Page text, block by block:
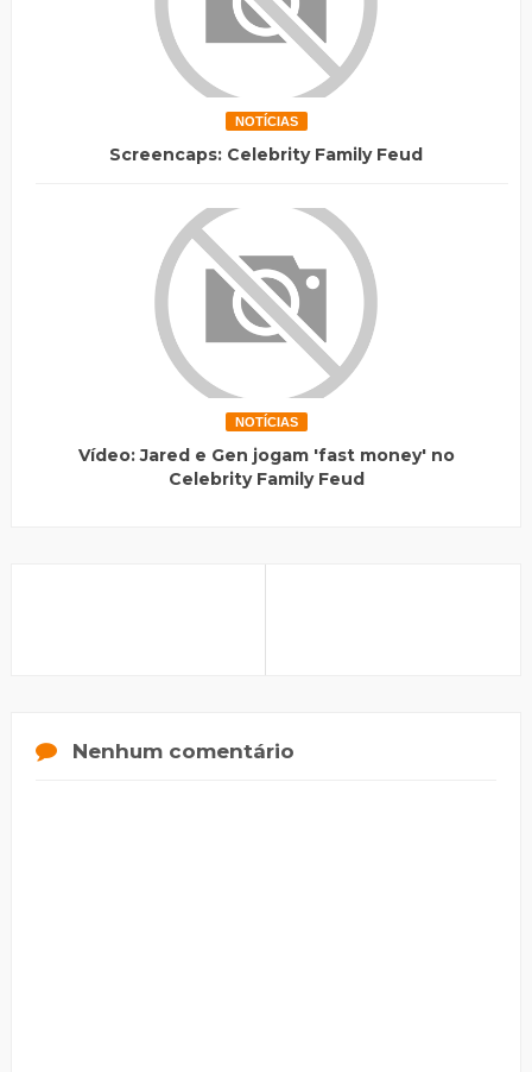
NOTÍCIAS
Screencaps: Celebrity Family Feud
NOTÍCIAS
Vídeo: Jared e Gen jogam 'fast money' no
Celebrity Family Feud
Nenhum comentário